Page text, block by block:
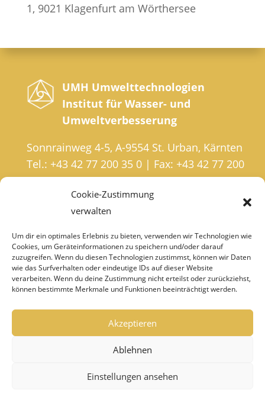
Cookie-Zustimmung
verwalten
Um dir ein optimales Erlebnis zu bieten, verwenden wir Technologien wie
Cookies, um Geräteinformationen zu speichern und/oder darauf
zuzugreifen. Wenn du diesen Technologien zustimmst, können wir Daten
wie das Surfverhalten oder eindeutige IDs auf dieser Website
verarbeiten. Wenn du deine Zustimmung nicht erteilst oder zurückziehst,
können bestimmte Merkmale und Funktionen beeinträchtigt werden.
Akzeptieren
Ablehnen
Einstellungen ansehen
1, 9021 Klagenfurt am Wörthersee
UMH Umwelttechnologien
Institut für Wasser- und
Umweltverbesserung
Sonnrainweg 4-5, A-9554 St. Urban, Kärnten
Tel.: +43 42 77 200 35 0 | Fax: +43 42 77 200
35 20
institut@umh.at
IMPRESSUM
DATENSCHUTZ
GARANTIEBEDINGUNGEN
KONTAKT & VERTRIEBSPARTNER